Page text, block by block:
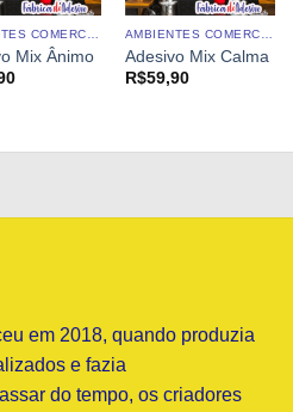
AMBIENTES COMERCIAIS
Mix Ânimo
AMBIENTES COMERCIAIS
Adesivo Mix Calma
R$59,90
em 2018, quando produzia
e fazia
do tempo, os criadores